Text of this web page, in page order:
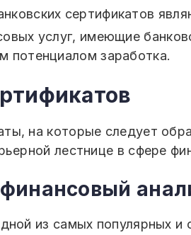
сертификатов
услуг, имеющие
потенциалом заработка.
на которые следует
лестнице в сфере
из самых популярных